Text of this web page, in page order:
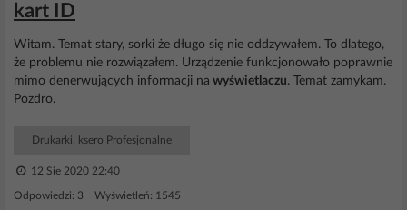
kart ID
Witam. Temat stary, sorki że długo się nie oddzywałem. To dlatego,
że problemu nie rozwiązałem. Urządzenie funkcjonowało poprawnie
mimo denerwujących informacji na wyświetlaczu. Temat zamykam.
Pozdro.
Drukarki, ksero Profesjonalne
12 Sie 2020 22:40
Odpowiedzi: 3 Wyświetleń: 1545